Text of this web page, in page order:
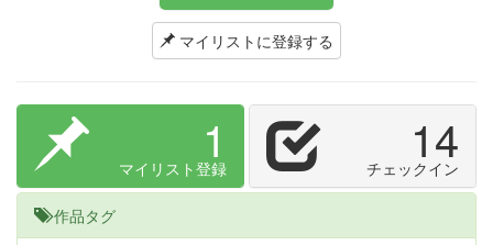
マイリストに登録する
1
マイリスト登録 14
チェックイン
作品タグ